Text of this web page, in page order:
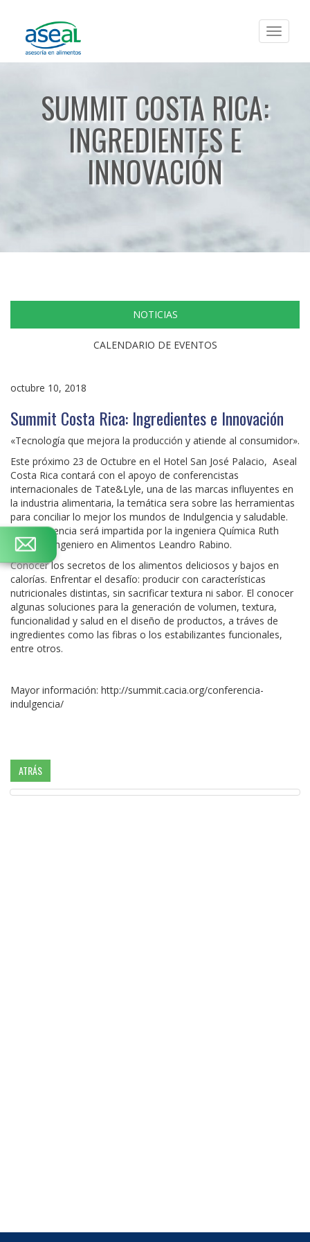
Toggle
SUMMIT COSTA RICA:
INGREDIENTES E
INNOVACIÓN
NOTICIAS
CALENDARIO DE EVENTOS
octubre 10, 2018
Summit Costa Rica: Ingredientes e Innovación
«Tecnología que mejora la producción y atiende al consumidor».
Este próximo 23 de Octubre en el Hotel San José Palacio, Aseal
Costa Rica contará con el apoyo de conferencistas
internacionales de Tate&Lyle, una de las marcas influyentes en
la industria alimentaria, la temática sera sobre las herramientas
para conciliar lo mejor los mundos de Indulgencia y saludable.
La conferencia será impartida por la ingeniera Química Ruth
Acosta e ingeniero en Alimentos Leandro Rabino.
Conocer los secretos de los alimentos deliciosos y bajos en
calorías. Enfrentar el desafío: producir con características
nutricionales distintas, sin sacrificar textura ni sabor. El conocer
algunas soluciones para la generación de volumen, textura,
funcionalidad y salud en el diseño de productos, a tráves de
ingredientes como las fibras o los estabilizantes funcionales,
entre otros.
Mayor información: http://summit.cacia.org/conferencia-
indulgencia/
ATRÁS